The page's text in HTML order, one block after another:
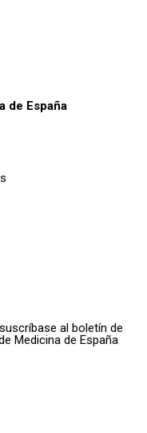
de España
al boletín de
Medicina de España